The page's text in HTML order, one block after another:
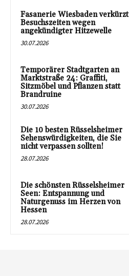
Fasanerie Wiesbaden verkürzt
Besuchszeiten wegen
angekündigter Hitzewelle
30.07.2026
Temporärer Stadtgarten an
Marktstraße 24: Graffiti,
Sitzmöbel und Pflanzen statt
Brandruine
30.07.2026
Die 10 besten Rüsselsheimer
Sehenswürdigkeiten, die Sie
nicht verpassen sollten!
28.07.2026
Die schönsten Rüsselsheimer
Seen: Entspannung und
Naturgenuss im Herzen von
Hessen
28.07.2026